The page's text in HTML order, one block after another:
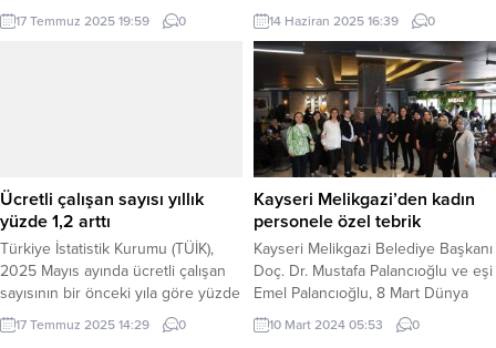
operasyonda 1 kilo 225 gram
metamfetamin, hassas teraziler ve
mücadele kapsamında
gerçekleştirdiği operasyonda
önemli bir...
17 Temmuz 2025 19:59 0
sayısıyla okurlarıyla buluştu. Hem
içerik kalitesiyle hem de özgün
tasarımıyla büyük beğeni toplayan
“Nefes” Bursa eğitim camiasında da
ilgiyle karşılandı. BURSA (İGFA) –
Nuri Erbak Ortaokulu öğretmenleri
ve öğrencileri Bursa İlçe Müdürü
Mustafa Sevinç ve şube
müdürlerini ziyaret...
14 Haziran 2025 16:39 0
Ücretli çalışan sayısı yıllık
yüzde 1,2 arttı
Türkiye İstatistik Kurumu (TÜİK),
2025 Mayıs ayında ücretli çalışan
sayısının bir önceki yıla göre yüzde
1,2 artarak 15 milyon 883 bin 683
kişiye ulaştığını duyurdu. Ancak
17 Temmuz 2025 14:29 0
Kayseri Melikgazi’den kadın
personele özel tebrik
Kayseri Melikgazi Belediye Başkanı
Doç. Dr. Mustafa Palancıoğlu ve eşi
Emel Palancıoğlu, 8 Mart Dünya
Kadınlar Günü’nde belediyenin
farklı birimlerinde çalışan kadın
10 Mart 2024 05:53 0